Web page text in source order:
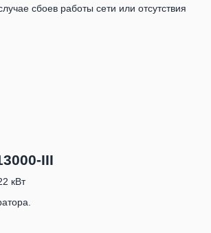
сбоев работы сети или отсутствия
III
кВт